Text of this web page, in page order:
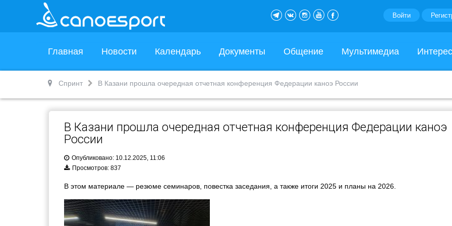
Войти
Главная Новости Календарь Документы Общение Мультимедиа
Спринт В Казани прошла очередная отчетная конференция Федерации каноэ России
В Казани прошла очередная отчетная конференция Федерации каноэ
России
Опубликовано: 10.12.2025, 11:06
Просмотров: 837
В этом материале — резюме семинаров, повестка заседания, а также итоги 2025 и планы на 2026.